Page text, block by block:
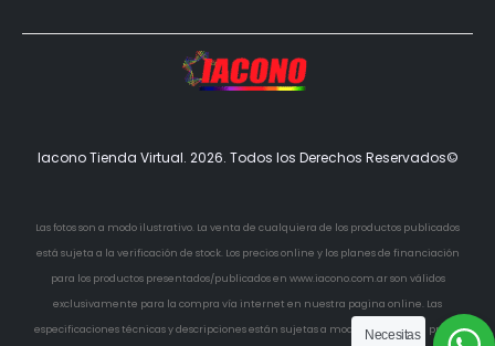
Iacono Tienda Virtual. 2026. Todos los Derechos Reservados©
Las fotos son a modo ilustrativo. La venta de cualquiera de los productos publicados
está sujeta a la verificación de stock. Los precios online y los planes de financiación
para los productos presentados/publicados en www.iacono.com.ar son válidos
exclusivamente para la compra vía internet en nuestra pagina online. Las
especificaciones técnicas y descripciones están sujetas a modificaciones sin previo
Necesitas